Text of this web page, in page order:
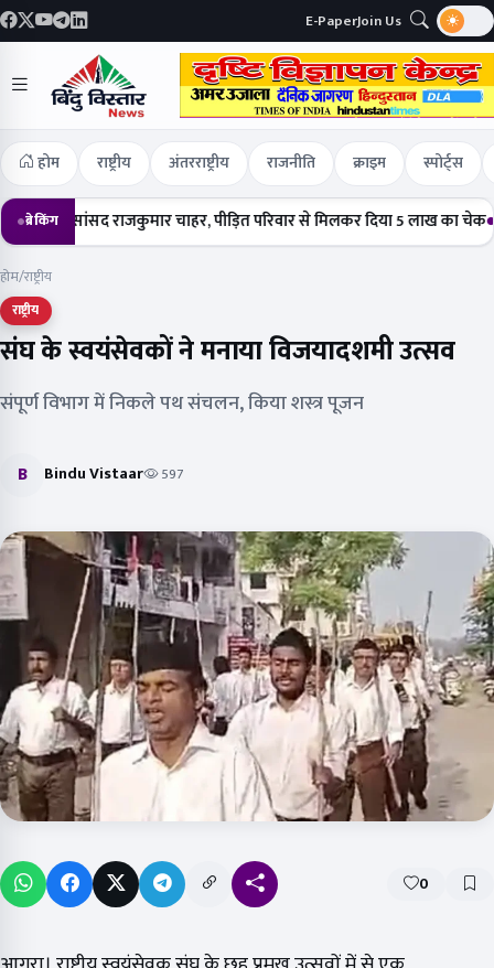
E-PaperJoin Us
होम राष्ट्रीय अंतरराष्ट्रीय राजनीति क्राइम स्पोर्ट्स
ब्रेकिंग
सांसद राजकुमार चाहर, पीड़ित परिवार से मिलकर दिया 5 लाख का चेक
होम/राष्ट्रीय
राष्ट्रीय
संघ के स्वयंसेवकों ने मनाया विजयादशमी उत्सव
संपूर्ण विभाग में निकले पथ संचलन, किया शस्त्र पूजन
B Bindu Vistaar 597
0